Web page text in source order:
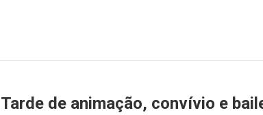
Tarde de animação, convívio e